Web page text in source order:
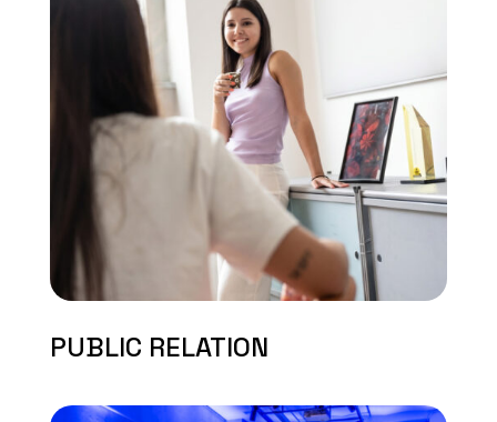
PUBLIC RELATION